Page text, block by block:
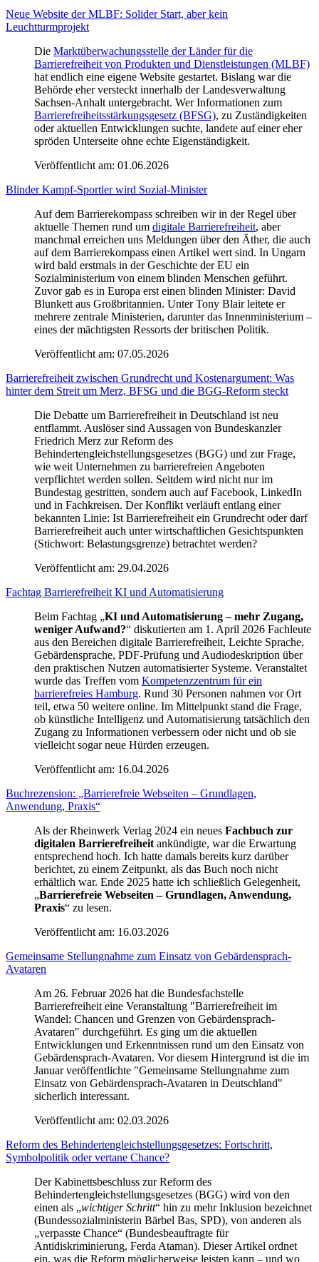
Neue Website der MLBF: Solider Start, aber kein
Leuchtturmprojekt
Die Marktüberwachungsstelle der Länder für die
Barrierefreiheit von Produkten und Dienstleistungen (MLBF)
hat endlich eine eigene Website gestartet. Bislang war die
Behörde eher versteckt innerhalb der Landesverwaltung
Sachsen-Anhalt untergebracht. Wer Informationen zum
Barrierefreiheitsstärkungsgesetz (BFSG), zu Zuständigkeiten
oder aktuellen Entwicklungen suchte, landete auf einer eher
spröden Unterseite ohne echte Eigenständigkeit.
Veröffentlicht am: 01.06.2026
Blinder Kampf-Sportler wird Sozial-Minister
Auf dem Barrierekompass schreiben wir in der Regel über
aktuelle Themen rund um digitale Barrierefreiheit, aber
manchmal erreichen uns Meldungen über den Äther, die auch
auf dem Barrierekompass einen Artikel wert sind. In Ungarn
wird bald erstmals in der Geschichte der EU ein
Sozialministerium von einem blinden Menschen geführt.
Zuvor gab es in Europa erst einen blinden Minister: David
Blunkett aus Großbritannien. Unter Tony Blair leitete er
mehrere zentrale Ministerien, darunter das Innenministerium –
eines der mächtigsten Ressorts der britischen Politik.
Veröffentlicht am: 07.05.2026
Barrierefreiheit zwischen Grundrecht und Kostenargument: Was
hinter dem Streit um Merz, BFSG und die BGG-Reform steckt
Die Debatte um Barrierefreiheit in Deutschland ist neu
entflammt. Auslöser sind Aussagen von Bundeskanzler
Friedrich Merz zur Reform des
Behindertengleichstellungsgesetzes (BGG) und zur Frage,
wie weit Unternehmen zu barrierefreien Angeboten
verpflichtet werden sollen. Seitdem wird nicht nur im
Bundestag gestritten, sondern auch auf Facebook, LinkedIn
und in Fachkreisen. Der Konflikt verläuft entlang einer
bekannten Linie: Ist Barrierefreiheit ein Grundrecht oder darf
Barrierefreiheit auch unter wirtschaftlichen Gesichtspunkten
(Stichwort: Belastungsgrenze) betrachtet werden?
Veröffentlicht am: 29.04.2026
Fachtag Barrierefreiheit KI und Automatisierung
Beim Fachtag „KI und Automatisierung – mehr Zugang,
weniger Aufwand?“ diskutierten am 1. April 2026 Fachleute
aus den Bereichen digitale Barrierefreiheit, Leichte Sprache,
Gebärdensprache, PDF-Prüfung und Audiodeskription über
den praktischen Nutzen automatisierter Systeme. Veranstaltet
wurde das Treffen vom Kompetenzzentrum für ein
barrierefreies Hamburg. Rund 30 Personen nahmen vor Ort
teil, etwa 50 weitere online. Im Mittelpunkt stand die Frage,
ob künstliche Intelligenz und Automatisierung tatsächlich den
Zugang zu Informationen verbessern oder nicht und ob sie
vielleicht sogar neue Hürden erzeugen.
Veröffentlicht am: 16.04.2026
Buchrezension: „Barrierefreie Webseiten – Grundlagen,
Anwendung, Praxis“
Als der Rheinwerk Verlag 2024 ein neues Fachbuch zur
digitalen Barrierefreiheit ankündigte, war die Erwartung
entsprechend hoch. Ich hatte damals bereits kurz darüber
berichtet, zu einem Zeitpunkt, als das Buch noch nicht
erhältlich war. Ende 2025 hatte ich schließlich Gelegenheit,
„Barrierefreie Webseiten – Grundlagen, Anwendung,
Praxis“ zu lesen.
Veröffentlicht am: 16.03.2026
Gemeinsame Stellungnahme zum Einsatz von Gebärdensprach-
Avataren
Am 26. Februar 2026 hat die Bundesfachstelle
Barrierefreiheit eine Veranstaltung "Barrierefreiheit im
Wandel: Chancen und Grenzen von Gebärdensprach-
Avataren" durchgeführt. Es ging um die aktuellen
Entwicklungen und Erkenntnissen rund um den Einsatz von
Gebärdensprach-Avataren. Vor diesem Hintergrund ist die im
Januar veröffentlichte "Gemeinsame Stellungnahme zum
Einsatz von Gebärdensprach-Avataren in Deutschland"
sicherlich interessant.
Veröffentlicht am: 02.03.2026
Reform des Behindertengleichstellungsgesetzes: Fortschritt,
Symbolpolitik oder vertane Chance?
Der Kabinettsbeschluss zur Reform des
Behindertengleichstellungsgesetzes (BGG) wird von den
einen als „wichtiger Schritt“ hin zu mehr Inklusion bezeichnet
(Bundessozialministerin Bärbel Bas, SPD), von anderen als
„verpasste Chance“ (Bundesbeauftragte für
Antidiskriminierung, Ferda Ataman). Dieser Artikel ordnet
ein, was die Reform möglicherweise leisten kann – und wo